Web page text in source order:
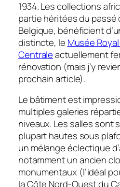
1934. Les collections
partie héritées du passé
Belgique, bénéficient
distincte, le Musée
Centraleactuellement
rénovation (mais j’y
prochain article).
Le bâtiment est
multiples galeries
niveaux. Les salles sont
plupart hautes sous
un mélange éclectique
notamment un ancien
monumentaux (l’idéal
la Côte Nord-Ouest du